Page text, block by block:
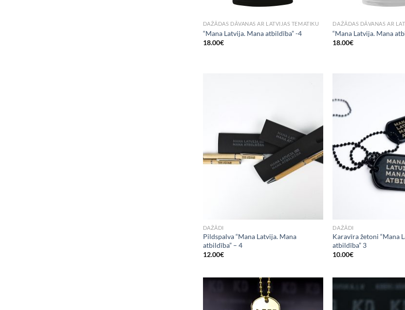
DAŽĀDAS DĀVANAS AR LATVIJAS TEMATIKU
“Mana Latvija. Mana atbildība” -4
18.00€
DAŽĀDAS DĀVANAS AR
“Mana Latvija. Mana
18.00€
DAŽĀDI
Pildspalva “Mana Latvija. Mana
atbildība” – 4
12.00€
DAŽĀDI
Karavīra žetoni “Mana
atbildība” 3
10.00€